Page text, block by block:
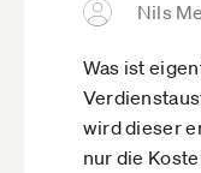
Nils
Was ist
wird dieser
nur die